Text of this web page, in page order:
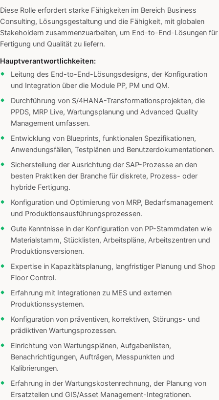
Diese Rolle erfordert starke Fähigkeiten im Bereich Business
Consulting, Lösungsgestaltung und die Fähigkeit, mit globalen
Stakeholdern zusammenzuarbeiten, um End-to-End-Lösungen für
Fertigung und Qualität zu liefern.
Hauptverantwortlichkeiten:
Leitung des End-to-End-Lösungsdesigns, der Konfiguration
und Integration über die Module PP, PM und QM.
Durchführung von S/4HANA-Transformationsprojekten, die
PPDS, MRP Live, Wartungsplanung und Advanced Quality
Management umfassen.
Entwicklung von Blueprints, funktionalen Spezifikationen,
Anwendungsfällen, Testplänen und Benutzerdokumentationen.
Sicherstellung der Ausrichtung der SAP-Prozesse an den
besten Praktiken der Branche für diskrete, Prozess- oder
hybride Fertigung.
Konfiguration und Optimierung von MRP, Bedarfsmanagement
und Produktionsausführungsprozessen.
Gute Kenntnisse in der Konfiguration von PP-Stammdaten wie
Materialstamm, Stücklisten, Arbeitspläne, Arbeitszentren und
Produktionsversionen.
Expertise in Kapazitätsplanung, langfristiger Planung und Shop
Floor Control.
Erfahrung mit Integrationen zu MES und externen
Produktionssystemen.
Konfiguration von präventiven, korrektiven, Störungs- und
prädiktiven Wartungsprozessen.
Einrichtung von Wartungsplänen, Aufgabenlisten,
Benachrichtigungen, Aufträgen, Messpunkten und
Kalibrierungen.
Erfahrung in der Wartungskostenrechnung, der Planung von
Ersatzteilen und GIS/Asset Management-Integrationen.